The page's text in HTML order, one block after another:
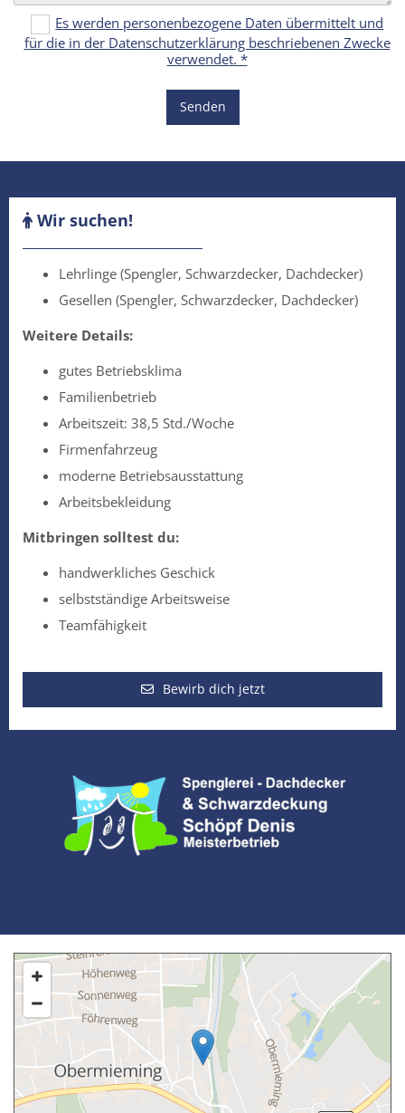
Es werden personenbezogene Daten übermittelt und
für die in der Datenschutzerklärung beschriebenen Zwecke
verwendet. *
 Wir suchen!
Lehrlinge (Spengler, Schwarzdecker, Dachdecker)
Gesellen (Spengler, Schwarzdecker, Dachdecker)
Weitere Details:
gutes Betriebsklima
Familienbetrieb
Arbeitszeit: 38,5 Std./Woche
Firmenfahrzeug
moderne Betriebsausstattung
Arbeitsbekleidung
Mitbringen solltest du:
handwerkliches Geschick
selbstständige Arbeitsweise
Teamfähigkeit
Bewirb dich jetzt